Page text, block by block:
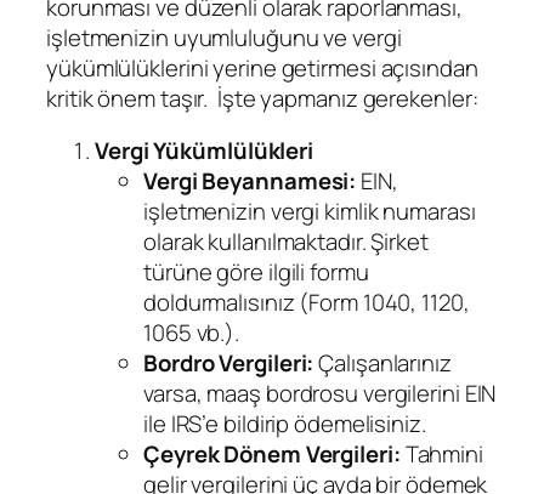
korunması ve düzenli olarak raporlanması,
işletmenizin uyumluluğunu ve vergi
yükümlülüklerini yerine getirmesi açısından
kritik önem taşır. İşte yapmanız gerekenler:
Vergi Yükümlülükleri
Vergi Beyannamesi: EIN,
işletmenizin vergi kimlik numarası
olarak kullanılmaktadır. Şirket
türüne göre ilgili formu
doldurmalısınız (Form 1040, 1120,
1065 vb.).
Bordro Vergileri:Çalışanlarınız
varsa, maaş bordrosu vergilerini EIN
ile IRS’e bildirip ödemelisiniz.
Çeyrek Dönem Vergileri:Tahmini
gelir vergilerini üç ayda bir ödemek